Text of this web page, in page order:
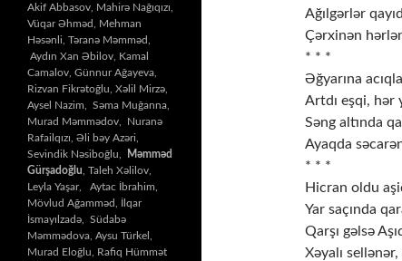
Ağılgərlər
Çərxinən
* * *
Əğyarına
Artdı eşqi, hər
Səng altında
Ayaqda
* * *
Hicran oldu
Yar saçında
Qarşı gəlsə
Xəyalı
Akif Abbasov, Mahirə Nağıqızı,
Vüqar Əhməd, Mehman
Həsənli, Təranə Məmməd,
Aydın Xan Əbilov, Kamal
Camalov, Günnur Ağayeva,
Rizvan Fikrətoğlu, Xəlil Mirzə,
Aysel Nazim, Səma Muğanna,
Murad Məmmədov, Nuranə
Rafailqızı, Əli bəy Azəri,
Sevindik Nəsiboğlu,
Məmməd
Gürşadoğlu , Taleh Xəlilov,
Leyla Yaşar, Aytac İbrahim,
Mövlud Ağamməd, İlqar
İsmayılzadə, Südabə
Məmmədova, Aysu Türkel,
Murad Eloğlu, Rafiq Hümmət